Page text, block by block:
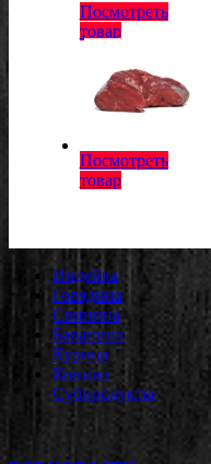
Посмотреть
товар
Посмотреть
товар
Индейка
Говядина
Свинина
Баранина
Курица
Конина
Субпродукты